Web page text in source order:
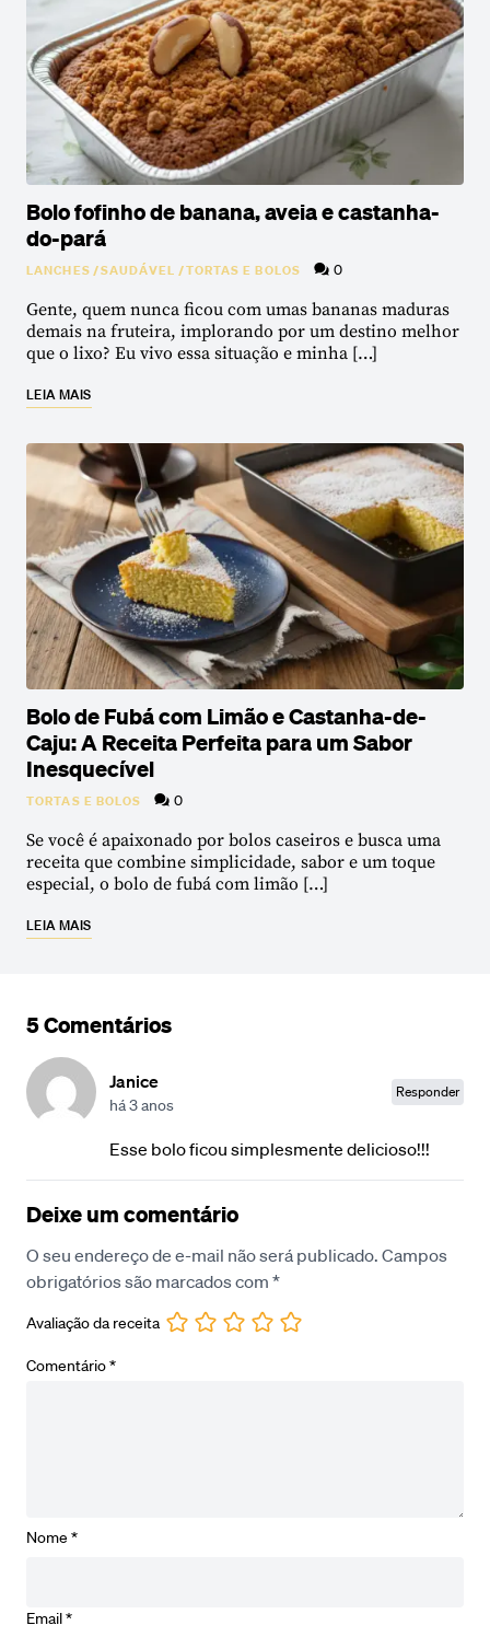
Bolo fofinho de banana, aveia e castanha-
do-pará
LANCHES/SAUDÁVEL /TORTAS E BOLOS 0
Gente, quem nunca ficou com umas bananas maduras
demais na fruteira, implorando por um destino melhor
que o lixo? Eu vivo essa situação e minha […]
LEIA MAIS
Bolo de Fubá com Limão e Castanha-de-
Caju: A Receita Perfeita para um Sabor
Inesquecível
TORTAS E BOLOS 0
Se você é apaixonado por bolos caseiros e busca uma
receita que combine simplicidade, sabor e um toque
especial, o bolo de fubá com limão […]
LEIA MAIS
5 Comentários
Janice
há 3 anos
Responder
Esse bolo ficou simplesmente delicioso!!!
Deixe um comentário
O seu endereço de e-mail não será publicado. Campos
obrigatórios são marcados com *
Avaliação da receita
Comentário*
Nome *
Email*